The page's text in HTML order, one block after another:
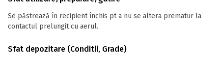
Se păstrează în recipient închis pt a nu se altera prematur la
contactul prelungit cu aerul.
Sfat depozitare (Conditii, Grade)